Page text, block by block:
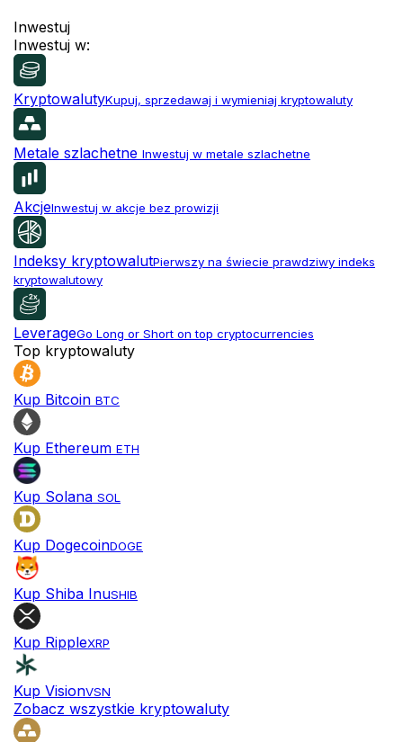
Inwestuj
Inwestuj w:
KryptowalutyKupuj, sprzedawaj i wymieniaj kryptowaluty
Metale szlachetne Inwestuj w metale szlachetne
AkcjeInwestuj w akcje bez prowizji
Indeksy kryptowalutPierwszy na świecie prawdziwy indeks
kryptowalutowy
LeverageGo Long or Short on top cryptocurrencies
Top kryptowaluty
Kup Bitcoin BTC
Kup Ethereum ETH
Kup Solana SOL
Kup DogecoinDOGE
Kup Shiba InuSHIB
Kup RippleXRP
Kup VisionVSN
Zobacz wszystkie kryptowaluty